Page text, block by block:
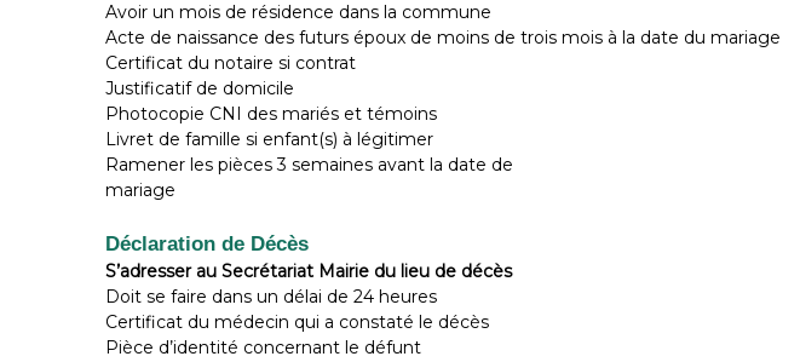
Avoir un mois de résidence dans la commune
Acte de naissance des futurs époux de moins de trois mois à la date du mariage
Certificat du notaire si contrat
Justificatif de domicile
Photocopie CNI des mariés et témoins
Livret de famille si enfant(s) à légitimer
Ramener les pièces 3 semaines avant la date de
mariage
Déclaration de Décès
S’adresser au Secrétariat Mairie du lieu de décès
Doit se faire dans un délai de 24 heures
Certificat du médecin qui a constaté le décès
Pièce d’identité concernant le défunt